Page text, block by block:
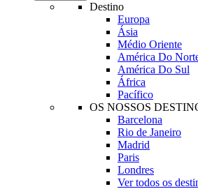
Destino
Europa
Ásia
Médio Oriente
América Do
América Do Sul
África
Pacífico
OS NOSSOS
Barcelona
Rio de Janeiro
Madrid
Paris
Londres
Ver todos os